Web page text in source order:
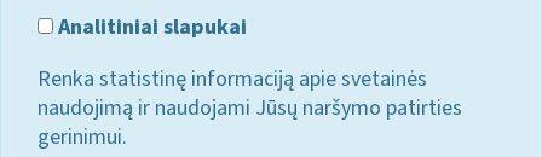
Analitiniai slapukai
Renka statistinę informaciją apie svetainės
naudojimą ir naudojami Jūsų naršymo patirties
gerinimui.